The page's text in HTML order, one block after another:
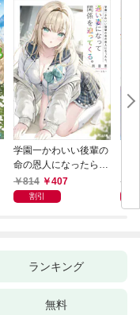
学園一かわいい後輩の
命の恩人になったら、
通い妻になって関係を
迫ってくる。
814 407
割引
ランキング
無料